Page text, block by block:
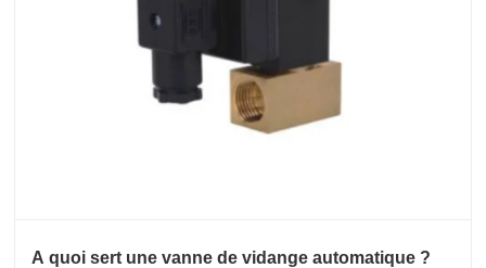
A quoi sert une vanne de vidange automatique ?